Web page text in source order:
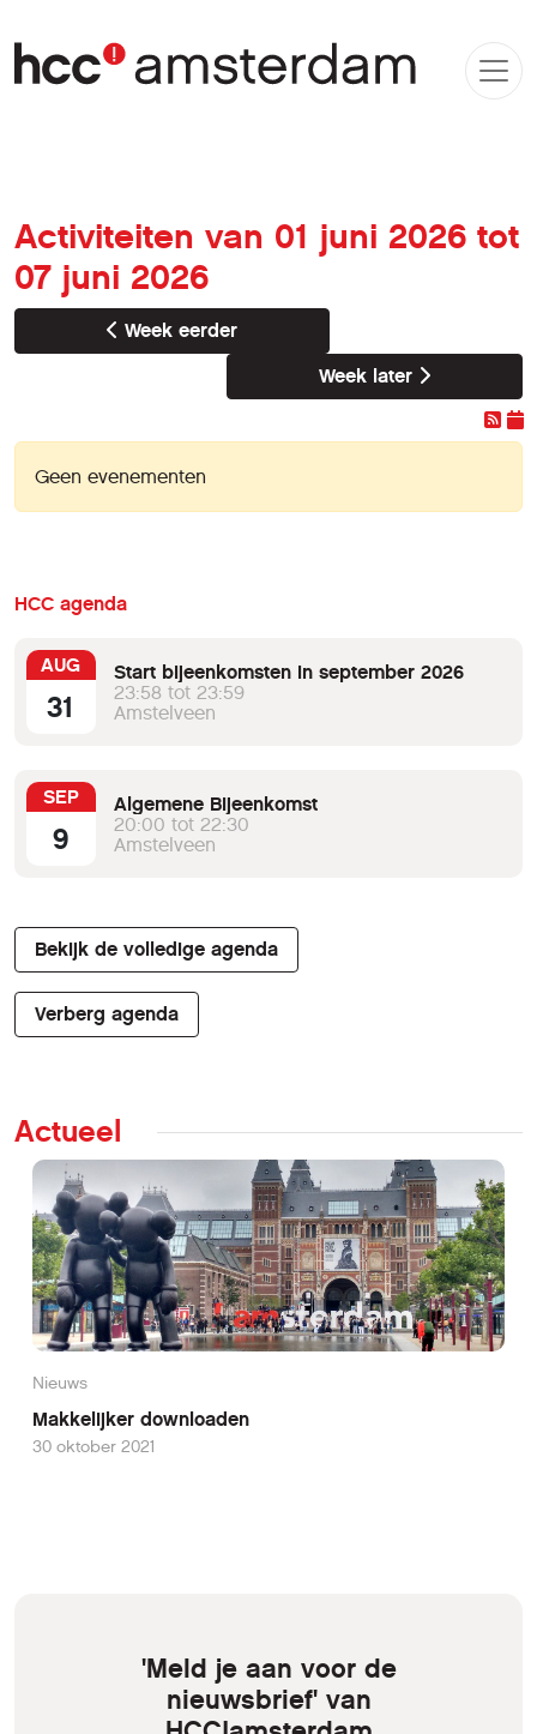
Activiteiten van 01 juni 2026 tot
07 juni 2026
Week eerder
Week later
Geen evenementen
HCC agenda
AUG
31
Start bijeenkomsten in september 2026
23:58 tot 23:59
Amstelveen
SEP
9
Algemene Bijeenkomst
20:00 tot 22:30
Amstelveen
Bekijk de volledige agenda
Verberg agenda
Actueel
Nieuws
Makkelijker downloaden
30 oktober 2021
'Meld je aan voor de
nieuwsbrief' van